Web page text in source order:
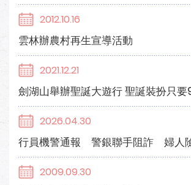
2012.10.16
雲林辦農村再生宣導活動
2021.12.21
劍湖山舉辦聖誕大遊行 聖誕裝扮只
2026.04.30
行員機警通報 警銀聯手阻詐 婦人
2009.09.30